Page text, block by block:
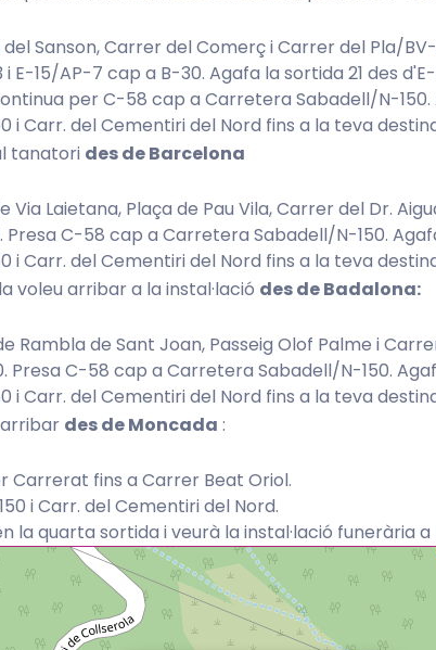
Sanson, Carrer del Comerç i Carrer del Pla/BV-
i E-15/AP-7 cap a B-30. Agafa la sortida 21 des
per C-58 cap a Carretera Sabadell/N-150.
i Carr. del Cementiri del Nord fins a la teva
tanatori des de Barcelona
Via Laietana, Plaça de Pau Vila, Carrer del Dr.
Presa C-58 cap a Carretera Sabadell/N-150.
i Carr. del Cementiri del Nord fins a la teva
voleu arribar a la instal·lació des de Badalona:
Rambla de Sant Joan, Passeig Olof Palme i
Presa C-58 cap a Carretera Sabadell/N-150.
i Carr. del Cementiri del Nord fins a la teva
des de Moncada :
Carrerat fins a Carrer Beat Oriol.
i Carr. del Cementiri del Nord.
la quarta sortida i veurà la instal·lació funerària